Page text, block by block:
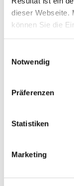
dieser Webseite.
können Sie die
Notwendig
Präferenzen
Statistiken
Marketing